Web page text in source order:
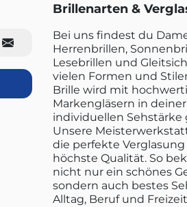
Brillenarten &
Bei uns findest du
Herrenbrillen,
Lesebrillen und
vielen Formen und
Brille wird mit
Markengläsern in deiner
individuellen Sehstärke
Unsere
die perfekte
höchste Qualität. So
nicht nur ein schönes
sondern auch bestes
Alltag, Beruf und